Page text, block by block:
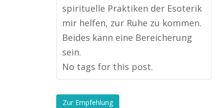
spirituelle Praktiken der Esoterik
mir helfen, zur Ruhe zu kommen.
Beides kann eine Bereicherung
sein.
No tags for this post.
Zur Empfehlung